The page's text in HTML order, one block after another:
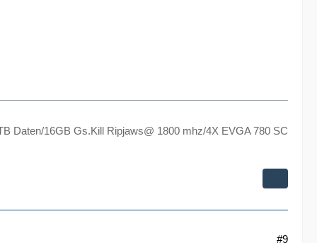
Daten/16GB Gs.Kill Ripjaws@ 1800 mhz/4X EVGA 780 SC
#9